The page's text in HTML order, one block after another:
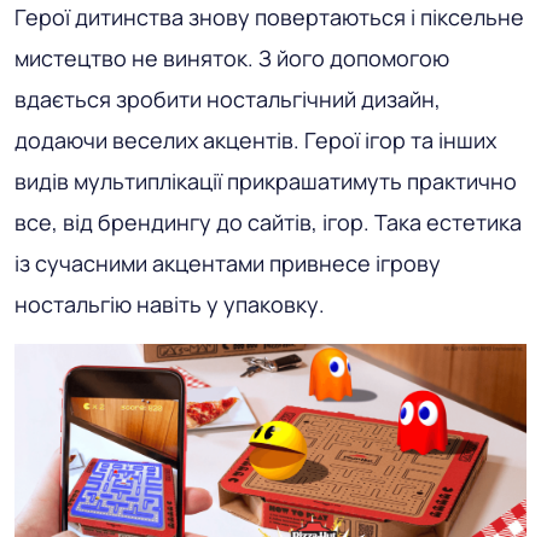
Герої дитинства знову повертаються і піксельне
мистецтво не виняток. З його допомогою
вдається зробити ностальгічний дизайн,
додаючи веселих акцентів. Герої ігор та інших
видів мультиплікації прикрашатимуть практично
все, від брендингу до сайтів, ігор. Така естетика
із сучасними акцентами привнесе ігрову
ностальгію навіть у упаковку.